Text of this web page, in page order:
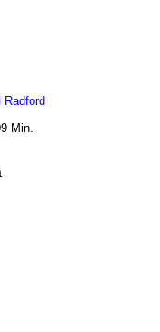
Radford
Min.